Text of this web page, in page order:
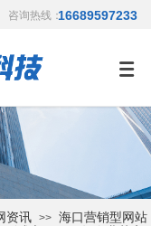
咨询热线：16689597233
资讯 >> 海口营销型网站